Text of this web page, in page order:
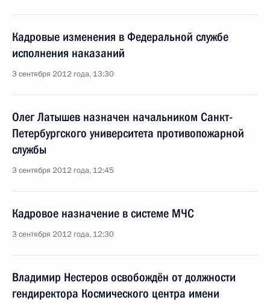
Кадровые изменения в Федеральной службе
исполнения наказаний
3 сентября 2012 года, 13:30
Олег Латышев назначен начальником Санкт-
Петербургского университета противопожарной
службы
3 сентября 2012 года, 12:45
Кадровое назначение в системе МЧС
3 сентября 2012 года, 12:30
Владимир Нестеров освобождён от должности
гендиректора Космического центра имени